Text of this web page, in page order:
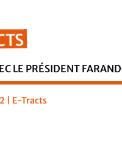
LE PRÉSIDENT
E-Tracts